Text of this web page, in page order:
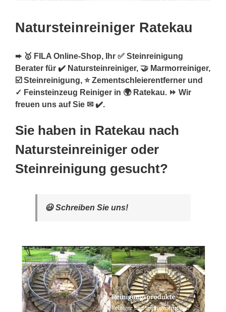
Natursteinreiniger Ratekau
➨ 🥇 FILA Online-Shop, Ihr ✅ Steinreinigung
Berater für ✔️ Natursteinreiniger, 🤝 Marmorreiniger,
☑️ Steinreinigung, ⭐ Zementschleierentferner und
✓ Feinsteinzeug Reiniger in 🌍 Ratekau. ⏩ Wir
freuen uns auf Sie ✉ ✔️.
Sie haben in Ratekau nach
Natursteinreiniger oder
Steinreinigung gesucht?
😃 Schreiben Sie uns!